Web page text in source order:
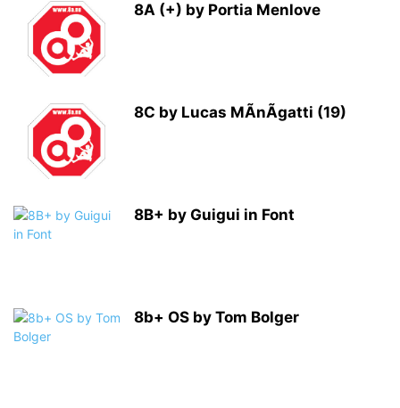
8A (+) by Portia Menlove
8C by Lucas MÃnÃgatti (19)
8B+ by Guigui in Font
8b+ OS by Tom Bolger